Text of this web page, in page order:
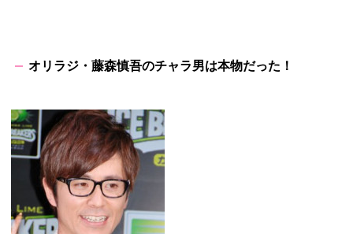
オリラジ・藤森慎吾のチャラ男は本物だった！